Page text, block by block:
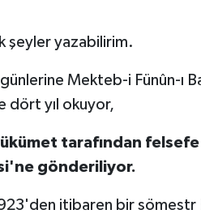
şeyler yazabilirim.
Mekteb-i Fünûn-ı
dört yıl okuyor,
tarafından
gönderiliyor.
itibaren bir